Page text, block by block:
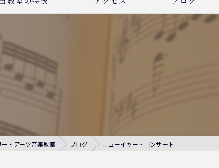
カル
新着情報
・アーツ音楽教室 ブログ ニューイヤー・コンサート